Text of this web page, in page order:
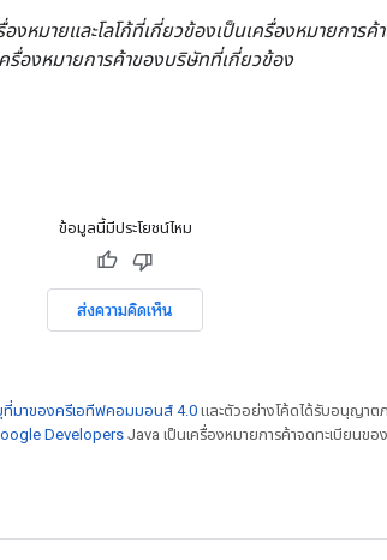
งหมายและโลโก้ที่เกี่ยวข้องเป็นเครื่องหมายการค้
องหมายการค้าของบริษัทที่เกี่ยวข้อง
ข้อมูลนี้มีประโยชน์ไหม
ส่งความคิดเห็น
มาของครีเอทีฟคอมมอนส์ 4.0 และตัวอย่างโค้ดได้รับอนุญาตภ
Developers Java เป็นเครื่องหมายการค้าจดทะเบียนข